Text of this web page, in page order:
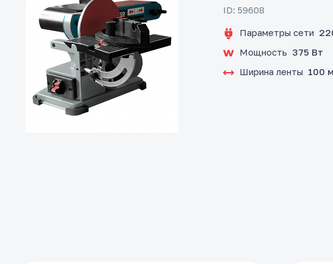
ID: 59608
Параметры сети
Мощность 375 Вт
Ширина ленты 100